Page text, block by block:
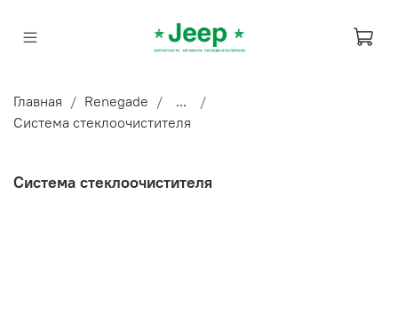
Главная Renegade
...
Система стеклоочистителя
Система стеклоочистителя